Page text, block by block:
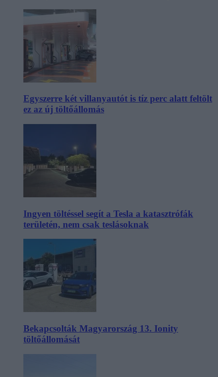
Egyszerre két villanyautót is tíz perc alatt feltölt
ez az új töltőállomás
Ingyen töltéssel segít a Tesla a katasztrófák
területén, nem csak teslásoknak
Bekapcsolták Magyarország 13. Ionity
töltőállomását